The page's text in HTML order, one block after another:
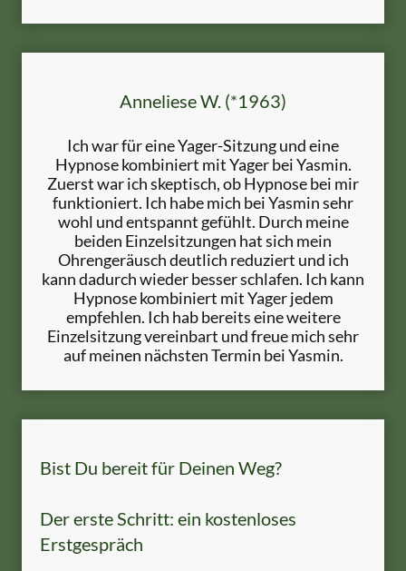
Anneliese W. (*1963)
Ich war für eine Yager-Sitzung und eine
Hypnose kombiniert mit Yager bei Yasmin.
Zuerst war ich skeptisch, ob Hypnose bei mir
funktioniert. Ich habe mich bei Yasmin sehr
wohl und entspannt gefühlt. Durch meine
beiden Einzelsitzungen hat sich mein
Ohrengeräusch deutlich reduziert und ich
kann dadurch wieder besser schlafen. Ich kann
Hypnose kombiniert mit Yager jedem
empfehlen. Ich hab bereits eine weitere
Einzelsitzung vereinbart und freue mich sehr
auf meinen nächsten Termin bei Yasmin.
Bist Du bereit für Deinen Weg?
Der erste Schritt: ein kostenloses
Erstgespräch